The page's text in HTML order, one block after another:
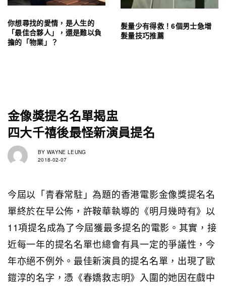
你想尋找的愛情，是人生的
「最佳合夥人」，還是難以負
擔的「物業」？
髮量少有得救！6個男士急增
髮量技巧推薦
金像獎提名名單揭盅
四大千禧後最怪新演員提名
BY WAYNE LEUNG
2018-02-07
今屆以「青春常駐」為題的香港電影金像獎提名名
單終於在早公佈，許鞍華執導的《明月幾時有》以
11項提名成為了今屆獲最多提名的電影。其實，接
近每一年的提名名單也總會有具一定的爭議性，今
年亦絕不例外。最佳新演員的提名名單，出現了歐
鎧淳的名字，憑《春嬌救志明》入圍的她因在戲中